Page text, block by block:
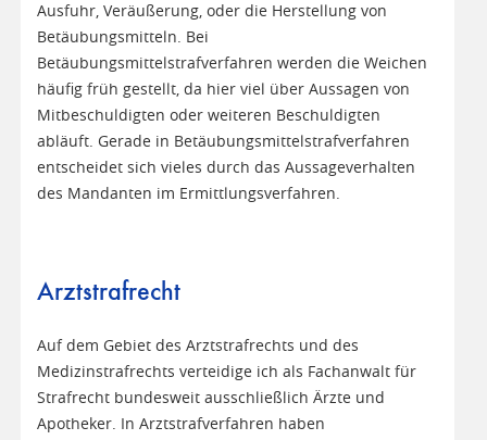
Ausfuhr, Veräußerung, oder die Herstellung von
Betäubungsmitteln. Bei
Betäubungsmittelstrafverfahren werden die Weichen
häufig früh gestellt, da hier viel über Aussagen von
Mitbeschuldigten oder weiteren Beschuldigten
abläuft. Gerade in Betäubungsmittelstrafverfahren
entscheidet sich vieles durch das Aussageverhalten
des Mandanten im Ermittlungsverfahren.
Arztstrafrecht
Auf dem Gebiet des Arztstrafrechts und des
Medizinstrafrechts verteidige ich als Fachanwalt für
Strafrecht bundesweit ausschließlich Ärzte und
Apotheker. In Arztstrafverfahren haben